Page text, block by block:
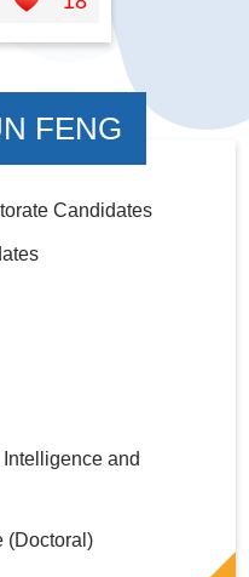
FENG
Candidates
and
(Doctoral)